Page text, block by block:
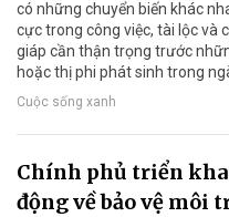
có những chuyển biến khác
cực trong công việc, tài lộc và
giáp cần thận trọng trước
hoặc thị phi phát sinh trong
Cuộc sống xanh
Chính phủ triển
động về bảo vệ môi